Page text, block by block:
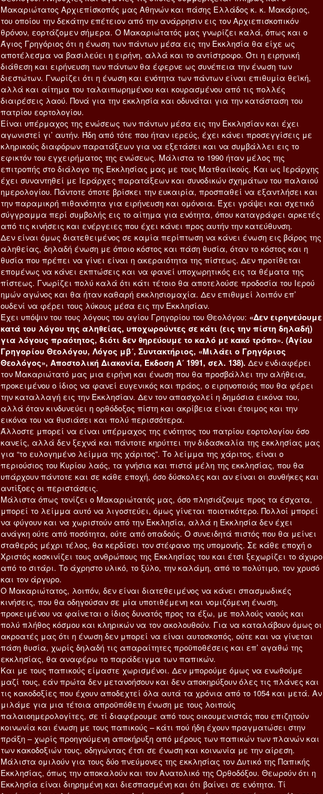
Μακαριώτατος Αρχιεπίσκοπός μας Αθηνών και πάσης Ελλάδος κ. κ. Μακάριος,
του οποίου την δεκάτην επέτειον από την ανάρρησιν εις τον Αρχιεπισκοπικόν
θρόνον, εορτάζομεν σήμερα. Ο Μακαριώτατός μας γνωρίζει καλά, όπως και ο
Άγιος Γρηγόριος ότι η ένωση των πάντων μέσα εις την Εκκλησία θα είχε ως
αποτέλεσμα να βασιλεύει η ειρήνη, αλλά και το αντίστροφο. Ότι η ειρηνική
διάθεση και ειρήνευση των πάντων θα έφερνε ως συνέπεια την ένωση των
διεστώτων. Γνωρίζει ότι η ένωση και ενότητα των πάντων είναι επιθυμία θεϊκή,
αλλά και αίτημα του ταλαιπωρημένου και κουρασμένου από τις πολλές
διαιρέσεις λαού. Πονά για την εκκλησία και οδυνάται για την κατάσταση του
πατρίου εορτολογίου.
Είναι υπέρμαχος της ενώσεως των πάντων μέσα εις την Εκκλησίαν και έχει
αγωνιστεί γι’ αυτήν. Ήδη από τότε που ήταν ιερεύς, έχει κάνει προσεγγίσεις με
κληρικούς διαφόρων παρατάξεων για να εξετάσει και να συμβάλλει εις το
εφικτόν του εγχειρήματος της ενώσεως. Μάλιστα το 1990 ήταν μέλος της
επιτροπής στο διάλογο της Εκκλησίας μας με τους Ματθαιϊκούς. Και ως Ιεράρχης
έχει συναντηθεί με Ιεράρχες παρατάξεων και συνοδικών σχημάτων του παλαιού
ημερολογίου. Πάντοτε όποτε βρίσκει την ευκαιρία, προσπαθεί να εξαντλήσει και
την παραμικρή πιθανότητα για ειρήνευση και ομόνοια. Έχει γράψει και σχετικό
σύγγραμμα περί συμβολής εις το αίτημα για ενότητα, όπου καταγράφει αρκετές
από τις κινήσεις και ενέργειες που έχει κάνει προς αυτήν την κατεύθυνση.
Δεν είναι όμως διατεθειμένος σε καμία περίπτωση να κάνει ένωση εις βάρος της
αληθείας, δηλαδή ένωση με όποιο κόστος και πάση θυσία, όταν το κόστος και η
θυσία που πρέπει να γίνει είναι η ακεραιότητα της πίστεως. Δεν προτίθεται
επομένως να κάνει εκπτώσεις και να φανεί υποχωρητικός εις τα θέματα της
πίστεως. Γνωρίζει πολύ καλά ότι κάτι τέτοιο θα αποτελούσε προδοσία του Ιερού
ημών αγώνος και θα ήταν καθαρή εκκλησιομαχία. Δεν επιθυμεί λοιπόν επ’
ουδενί να φέρει τους λύκους μέσα εις την Εκκλησίαν.
Έχει υπόψιν του τους λόγους του αγίου Γρηγορίου του Θεολόγου: «Δεν ειρηνεύουμε
κατά του λόγου της αληθείας, υποχωρούντες σε κάτι (εις την πίστη δηλαδή)
για λόγους πραότητος, διότι δεν θηρεύουμε το καλό με κακό τρόπο». (Αγίου
Γρηγορίου Θεολόγου, Λόγος μβ΄, Συντακτήριος, «Μιλάει ο Γρηγόριος
Θεολόγος», Αποστολική Διακονία, Έκδοση Α΄ 1991, σελ. 138). Δεν ενδιαφέρει
τον Μακαριώτατό μας μια ειρήνη και ένωση που θα προσβάλλει την αλήθεια,
προκειμένου ο ίδιος να φανεί ευγενικός και πράος, ο ειρηνοποιός που θα φέρει
την καταλλαγή εις την Εκκλησίαν. Δεν τον απασχολεί η δημόσια εικόνα του,
αλλά όταν κινδυνεύει η ορθόδοξος πίστη και ακρίβεια είναι έτοιμος και την
εικόνα του να θυσιάσει και πολύ περισσότερα.
Άλλοστε μπορεί να είναι υπέρμαχος της ενότητος του πατρίου εορτολογίου όσο
κανείς, αλλά δεν ξεχνά και πάντοτε κηρύττει την διδασκαλία της εκκλησίας μας
για “το ευλογημένο λείμμα της χάριτος”. Το λείμμα της χάριτος, είναι ο
περιούσιος του Κυρίου λαός, τα γνήσια και πιστά μέλη της εκκλησίας, που θα
υπάρχουν πάντοτε και σε κάθε εποχή, όσο δύσκολες και αν είναι οι συνθήκες και
αντίξοες οι περιστάσεις.
Μάλιστα όπως τονίζει ο Μακαριώτατός μας, όσο πλησιάζουμε προς τα έσχατα,
μπορεί το λείμμα αυτό να λιγοστεύει, όμως γίνεται ποιοτικότερο. Πολλοί μπορεί
να φύγουν και να χωριστούν από την Εκκλησία, αλλά η Εκκλησία δεν έχει
ανάγκη ούτε από ποσότητα, ούτε από οπαδούς. Ο συνειδητά πιστός που θα μείνει
σταθερός μέχρι τέλος, θα κερδίσει τον στέφανο της υπομονής. Σε κάθε εποχή ο
Χριστός κοσκινίζει τους ανθρώπους της Εκκλησίας του και έτσι ξεχωρίζει το άχυρο
από το σιτάρι. Το άχρηστο υλικό, το ξύλο, την καλάμη, από το πολύτιμο, τον χρυσό
και τον άργυρο.
Ο Μακαριώτατος, λοιπόν, δεν είναι διατεθειμένος να κάνει σπασμωδικές
κινήσεις, που θα οδηγούσαν σε μία υποτιθέμενη και νομιζόμενη ένωση,
προκειμένου να φαίνεται ο ίδιος δυνατός προς τα έξω, με πολλούς ναούς και
πολύ πλήθος κόσμου και κληρικών να τον ακολουθούν. Για να καταλάβουν όμως οι
ακροατές μας ότι η ένωση δεν μπορεί να είναι αυτοσκοπός, ούτε και να γίνεται
πάση θυσία, χωρίς δηλαδή τις απαραίτητες προϋποθέσεις και επ’ αγαθώ της
εκκλησίας, θα αναφέρω το παράδειγμα των παπικών.
Και με τους παπικούς είμαστε χωρισμένοι. Δεν μπορούμε όμως να ενωθούμε
μαζί τους, εάν πρώτα δεν μετανοήσουν και δεν αποκηρύξουν όλες τις πλάνες και
τις κακοδοξίες που έχουν αποδεχτεί όλα αυτά τα χρόνια από το 1054 και μετά. Αν
μιλάμε για μια τέτοια απροϋπόθετη ένωση με τους λοιπούς
παλαιοημερολογίτες, σε τί διαφέρουμε από τους οικουμενιστάς που επιζητούν
κοινωνία και ένωση με τους παπικούς – κάτι πού ήδη έχουν πραγματώσει στην
πράξη – χωρίς προηγούμενη αποκήρυξη από μέρους των παπικών των πλανών και
των κακοδοξιών τους, οδηγώντας έτσι σε ένωση και κοινωνία με την αίρεση.
Μάλιστα ομιλούν για τους δύο πνεύμονες της εκκλησίας τον Δυτικό της Παπικής
Εκκλησίας, όπως την αποκαλούν και τον Ανατολικό της Ορθοδόξου. Θεωρούν ότι η
Εκκλησία είναι διηρημένη και διεσπασμένη και ότι βαίνει σε ενότητα. Τί